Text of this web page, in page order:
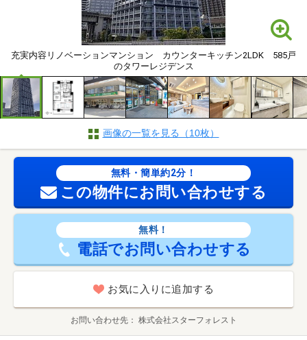
充実内容リノベーションマンション カウンターキッチン2LDK 585戸
のタワーレジデンス
画像の一覧を見る（10枚）
無料・簡単約2分！
この物件にお問い合わせする
無料！
電話でお問い合わせする
お気に入りに追加する
お問い合わせ先 株式会社スターフォレスト